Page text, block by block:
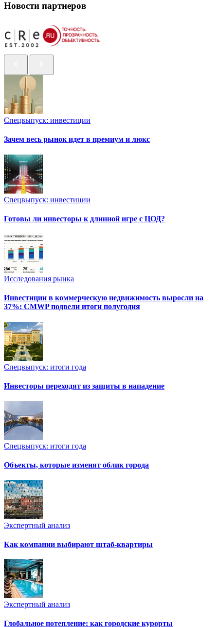
Новости партнеров
Спецвыпуск: инвестиции
Зачем весь рынок идет в премиум и люкс
Спецвыпуск: инвестиции
Готовы ли инвесторы к длинной игре с ЦОД?
Исследования рынка
Инвестиции в коммерческую недвижимость выросли на
37%: CMWP подвели итоги полугодия
Спецвыпуск: итоги года
Инвесторы переходят из защиты в нападение
Спецвыпуск: итоги года
Объекты, которые изменят облик города
Экспертный анализ
Как компании выбирают штаб-квартиры
Экспертный анализ
Глобальное потепление: как городские курорты